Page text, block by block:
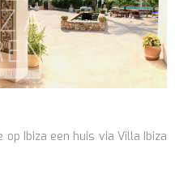
Ibiza een huis via Villa Ibiza